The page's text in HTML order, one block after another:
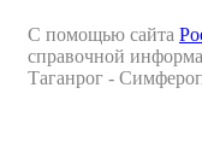
С помощью сайта
справочной
Таганрог -